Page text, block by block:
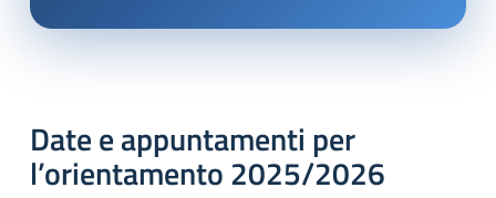
Date e appuntamenti per
l’orientamento 2025/2026